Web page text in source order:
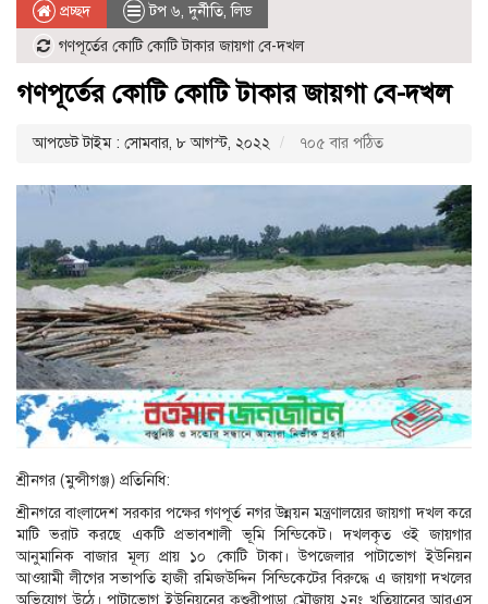
প্রচ্ছদ টপ ৬,দুর্নীতি,লিড
গণপূর্তের কোটি কোটি টাকার জায়গা বে-দখল
গণপূর্তের কোটি কোটি টাকার জায়গা বে-দখল
আপডেট টাইম : সোমবার, ৮ আগস্ট, ২০২২ ৭০৫ বার পঠিত
শ্রীনগর (মুন্সীগঞ্জ) প্রতিনিধি:
শ্রীনগরে বাংলাদেশ সরকার পক্ষের গণপূর্ত নগর উন্নয়ন মন্ত্রণালয়ের জায়গা দখল করে
মাটি ভরাট করছে একটি প্রভাবশালী ভূমি সিন্ডিকেট। দখলকৃত ওই জায়গার
আনুমানিক বাজার মূল্য প্রায় ১০ কোটি টাকা। উপজেলার পাটাভোগ ইউনিয়ন
আওয়ামী লীগের সভাপতি হাজী রমিজউদ্দিন সিন্ডিকেটের বিরুদ্ধে এ জায়গা দখলের
অভিযোগ উঠে। পাটাভোগ ইউনিয়নের কুশুরীপাড়া মৌজায় ২নং খতিয়ানের আরএস